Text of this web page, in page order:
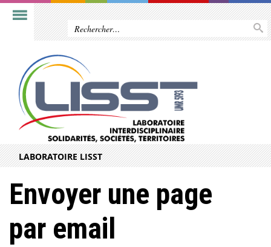
LABORATOIRE LISST
Envoyer une page
par email